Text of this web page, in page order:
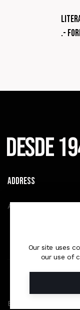
.-
Desde
Address
Av. Amèricas y
B.C.B.V.C © 2026.
Our site uses
our use of